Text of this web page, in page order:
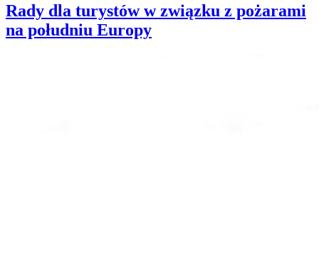
Rady dla turystów w związku z pożarami
na południu Europy